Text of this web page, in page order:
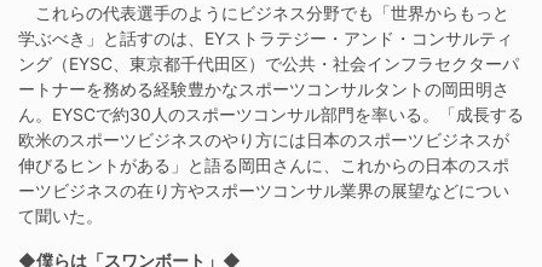
これらの代表選手のようにビジネス分野でも「世界からもっと
学ぶべき」と話すのは、EYストラテジー・アンド・コンサルティ
ング（EYSC、東京都千代田区）で公共・社会インフラセクターパ
ートナーを務める経験豊かなスポーツコンサルタントの岡田明さ
ん。EYSCで約30人のスポーツコンサル部門を率いる。「成長する
欧米のスポーツビジネスのやり方には日本のスポーツビジネスが
伸びるヒントがある」と語る岡田さんに、これからの日本のスポ
ーツビジネスの在り方やスポーツコンサル業界の展望などについ
て聞いた。
◆僕らは「スワンボート」◆